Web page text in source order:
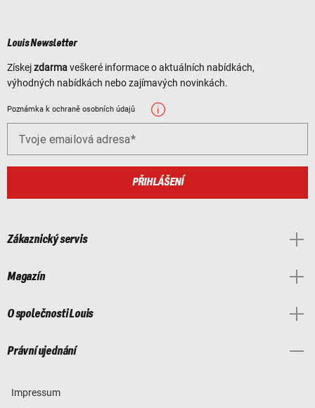
Louis Newsletter
Získejzdarmaveškeré informace o aktuálních nabídkách,
výhodných nabídkách nebo zajímavých novinkách.
Poznámka k ochraně osobních údajů
Tvoje emailová adresa
PŘIHLÁŠENÍ
Zákaznický servis
Magazín
O společnosti Louis
Právní ujednání
Impressum